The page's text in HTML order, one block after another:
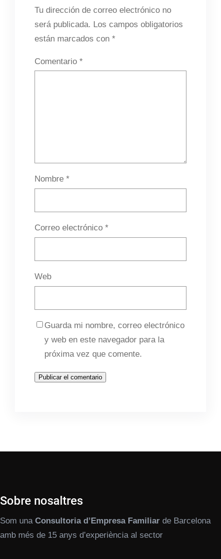
Tu dirección de correo electrónico no
será publicada. Los campos obligatorios
están marcados con *
Comentario *
Nombre *
Correo electrónico *
Web
Guarda mi nombre, correo electrónico
y web en este navegador para la
próxima vez que comente.
Sobre nosaltres
Som una Consultoria d’Empresa Familiar de Barcelona
amb més de 15 anys d’experiència al sector